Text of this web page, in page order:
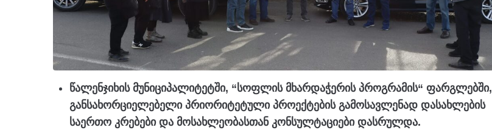
წალენჯიხის მუნიციპალიტეტში, “სოფლის მხარდაჭერის პროგრამის“ ფარგლებში,
განსახორციელებელი პრიორიტეტული პროექტების გამოსავლენად დასახლების
საერთო კრებები და მოსახლეობასთან კონსულტაციები დასრულდა.